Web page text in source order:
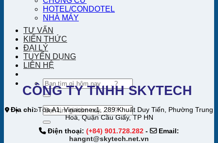
HOTEL/CONDOTEL
NHÀ MÁY
TƯ VẤN
KIẾN THỨC
ĐẠI LÝ
TUYỂN DỤNG
LIÊN HỆ
Tìm
kiếm:
Tìm
kiếm:
CÔNG TY TNHH SKYTECH
Địa chỉ:Tòa A1, Vinaconex1, 289 Khuất Duy Tiến, Phường Trung
Hoà, Quận Cầu Giấy, TP HN
Điện thoại: (+84) 901.728.282 -
Email:
hangnt@skytech.net.vn